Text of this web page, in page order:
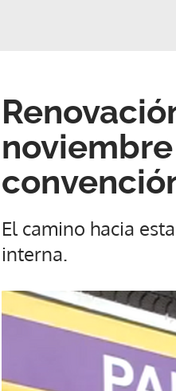
El camino hacia
interna.